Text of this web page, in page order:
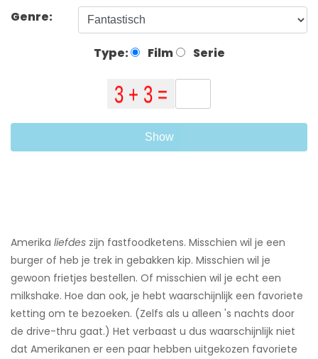
Genre:
Type: Film Serie
Show
Amerika liefdes zijn fastfoodketens. Misschien wil je een
burger of heb je trek in gebakken kip. Misschien wil je
gewoon frietjes bestellen. Of misschien wil je echt een
milkshake. Hoe dan ook, je hebt waarschijnlijk een favoriete
ketting om te bezoeken. (Zelfs als u alleen 's nachts door
de drive-thru gaat.) Het verbaast u dus waarschijnlijk niet
dat Amerikanen er een paar hebben uitgekozen favoriete